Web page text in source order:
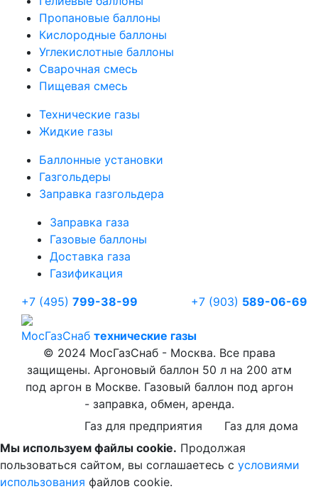
Пропановые баллоны
Кислородные баллоны
Углекислотные баллоны
Сварочная смесь
Пищевая смесь
Технические газы
Жидкие газы
Баллонные установки
Газгольдеры
Заправка газгольдера
Заправка газа
Газовые баллоны
Доставка газа
Газификация
+7 (495) 799-38-99 +7 (903) 589-06-69
МосГазСнаб технические газы
© 2024 МосГазСнаб - Москва. Все права
защищены. Аргоновый баллон 50 л на 200 атм
под аргон в Москве. Газовый баллон под аргон
- заправка, обмен, аренда.
Газ для предприятия
Газ для дома
Мы используем файлы cookie. Продолжая
пользоваться сайтом, вы соглашаетесь с условиями
использования файлов cookie.